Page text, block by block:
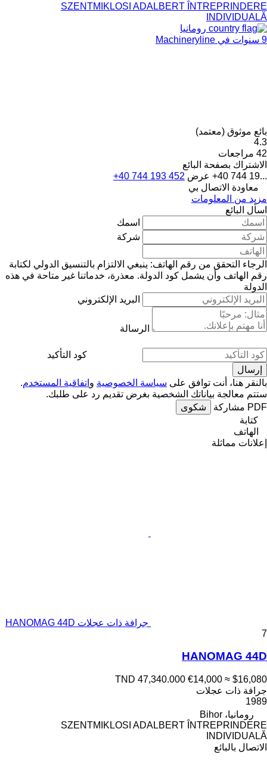
SZENTMIKLOSI ADALBERT ÎNTREPRINDERE
INDIVIDUALĂ
رومانيا
9 سنوات في Machineryline
بائع موثوق (معتمد)
4.3
42 مراجعات
الاشتراك بصفحة البائع
+40 744 19... عرض +40 744 193 452
معاودة الاتصال بي
مزيد من المعلومات
اسأل البائع
اسمك
شركة
الرجاء التحقق من رقم الهاتف: ينبغي الالتزام بالتنسيق الدولي لكتابة
رقم الهاتف وأن يشمل كود الدولة. معذرة، خدماتنا غير متاحة في هذه
الدولة
البريد الإلكتروني
الرسالة
كود التأكيد
بالنقر هنا، أنت توافق على سياسة الخصوصية و اتفاقية المستخدم.
ستتم معالجة بياناتك الشخصية بغرض تقديم رد على طلبك.
PDF مشاركة
شكوى
كتابة
الهاتف
إعلانات مماثلة
جرافة ذات عجلات HANOMAG 44D
7
HANOMAG 44D
TND 47,340.000 €14,000 ≈ $16,080
جرافة ذات عجلات
1989
رومانيا، Bihor
SZENTMIKLOSI ADALBERT ÎNTREPRINDERE
INDIVIDUALĂ
الاتصال بالبائع